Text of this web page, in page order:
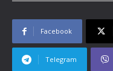
Facebook
Telegram